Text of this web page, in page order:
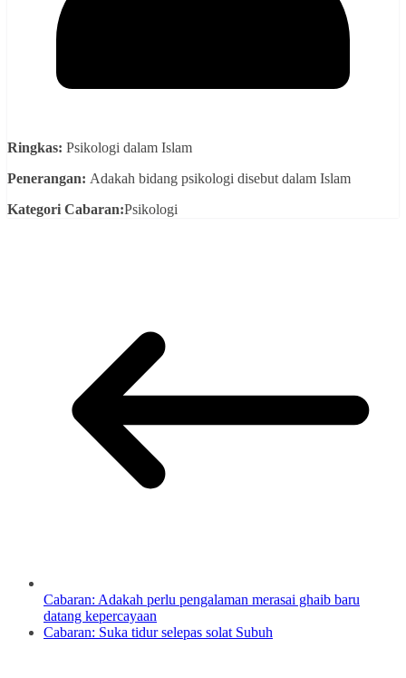
Ringkas: Psikologi dalam Islam
Penerangan: Adakah bidang psikologi disebut dalam Islam
Kategori Cabaran:Psikologi
Cabaran: Adakah perlu pengalaman merasai ghaib baru
datang kepercayaan
Cabaran: Suka tidur selepas solat Subuh